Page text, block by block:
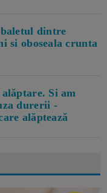
dintre
si oboseala crunta
Si am
durerii -
alăptează